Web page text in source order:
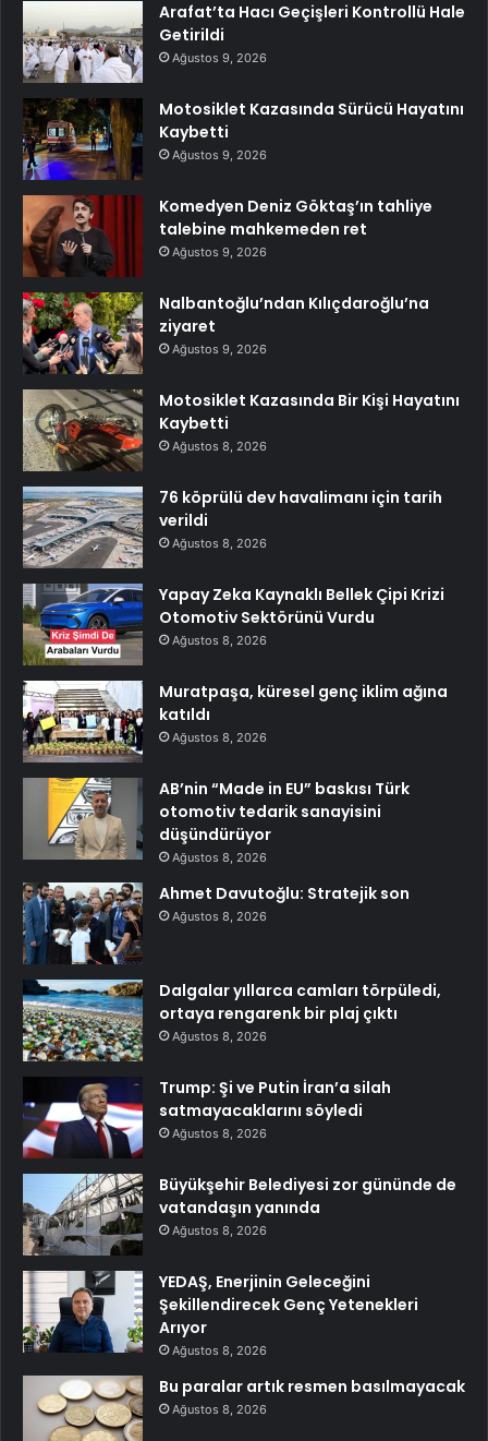
Arafat’ta Hacı Geçişleri Kontrollü Hale
Getirildi
Ağustos 9, 2026
Motosiklet Kazasında Sürücü Hayatını
Kaybetti
Ağustos 9, 2026
Komedyen Deniz Göktaş’ın tahliye
talebine mahkemeden ret
Ağustos 9, 2026
Nalbantoğlu’ndan Kılıçdaroğlu’na
ziyaret
Ağustos 9, 2026
Motosiklet Kazasında Bir Kişi Hayatını
Kaybetti
Ağustos 8, 2026
76 köprülü dev havalimanı için tarih
verildi
Ağustos 8, 2026
Yapay Zeka Kaynaklı Bellek Çipi Krizi
Otomotiv Sektörünü Vurdu
Ağustos 8, 2026
Muratpaşa, küresel genç iklim ağına
katıldı
Ağustos 8, 2026
AB’nin “Made in EU” baskısı Türk
otomotiv tedarik sanayisini
düşündürüyor
Ağustos 8, 2026
Ahmet Davutoğlu: Stratejik son
Ağustos 8, 2026
Dalgalar yıllarca camları törpüledi,
ortaya rengarenk bir plaj çıktı
Ağustos 8, 2026
Trump: Şi ve Putin İran’a silah
satmayacaklarını söyledi
Ağustos 8, 2026
Büyükşehir Belediyesi zor gününde de
vatandaşın yanında
Ağustos 8, 2026
YEDAŞ, Enerjinin Geleceğini
Şekillendirecek Genç Yetenekleri
Arıyor
Ağustos 8, 2026
Bu paralar artık resmen basılmayacak
Ağustos 8, 2026